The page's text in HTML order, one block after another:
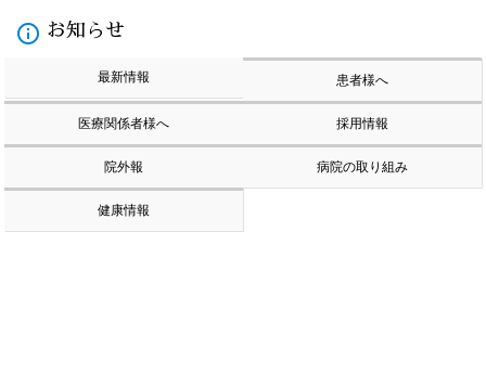
info_outline お知らせ
最新情報 患者様へ
医療関係者様へ 採用情報
院外報 病院の取り組み
健康情報